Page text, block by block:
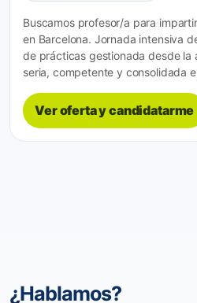
Buscamos profesor/a para
en Barcelona. Jornada intensiva
de prácticas gestionada desde la
seria, competente y consolidada
Ver oferta y candidatarme
¿Hablamos?